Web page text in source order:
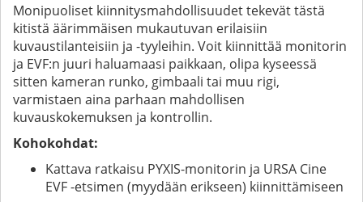
Monipuoliset kiinnitysmahdollisuudet tekevät tästä
kitistä äärimmäisen mukautuvan erilaisiin
kuvaustilanteisiin ja -tyyleihin. Voit kiinnittää monitorin
ja EVF:n juuri haluamaasi paikkaan, olipa kyseessä
sitten kameran runko, gimbaali tai muu rigi,
varmistaen aina parhaan mahdollisen
kuvauskokemuksen ja kontrollin.
Kohokohdat:
Kattava ratkaisu PYXIS-monitorin ja URSA Cine
EVF -etsimen (myydään erikseen) kiinnittämiseen